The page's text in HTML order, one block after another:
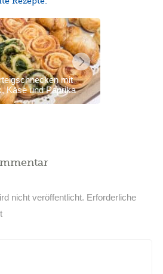
mit
Käse und Paprika
nicht veröffentlicht. Erforderliche